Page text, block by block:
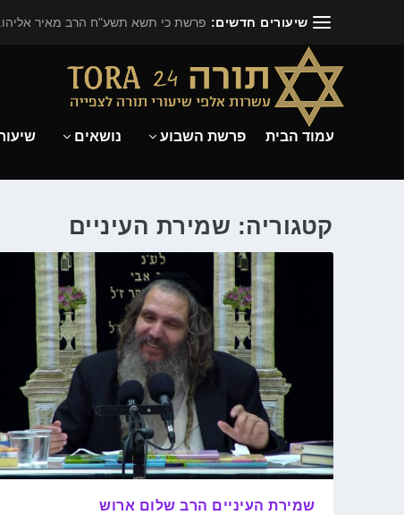
שיעורים חדשים: פרשת כי תשא תשע"ח הרב מאיר
עמוד הבית פרשת השבוע נושאים
קטגוריה: שמירת העיניים
שמירת העיניים הרב שלום ארוש